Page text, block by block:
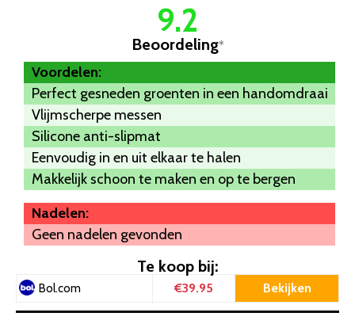
9.2
Beoordeling*
Voordelen:
Perfect gesneden groenten in een handomdraai
Vlijmscherpe messen
Silicone anti-slipmat
Eenvoudig in en uit elkaar te halen
Makkelijk schoon te maken en op te bergen
Nadelen:
Geen nadelen gevonden
Te koop bij:
Bol.com €39.95 Bekijken